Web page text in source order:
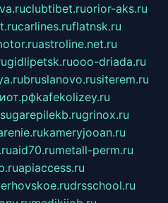
clubtibet.ruorior-aks.ru
carlines.ruflatnsk.ru
astroline.net.ru
gidlipetsk.ruooo-driada.ru
bruslanovo.rusiterem.ru
kafekolizey.ru
sugarepilekb.rugrinox.ru
kameryjooan.ru
aid70.rumetall-perm.ru
apiaccess.ru
drsschool.ru